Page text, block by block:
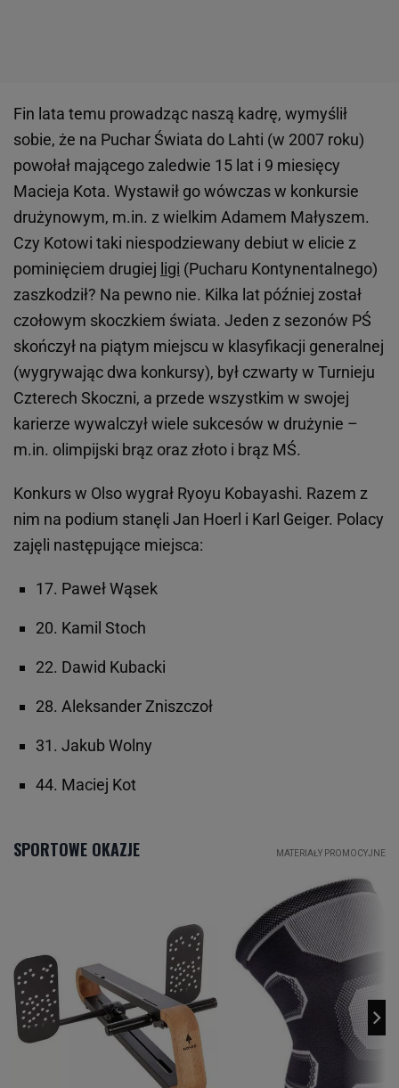
Fin lata temu prowadząc naszą kadrę, wymyślił
sobie, że na Puchar Świata do Lahti (w 2007 roku)
powołał mającego zaledwie 15 lat i 9 miesięcy
Macieja Kota. Wystawił go wówczas w konkursie
drużynowym, m.in. z wielkim Adamem Małyszem.
Czy Kotowi taki niespodziewany debiut w elicie z
pominięciem drugiej ligi (Pucharu Kontynentalnego)
zaszkodził? Na pewno nie. Kilka lat później został
czołowym skoczkiem świata. Jeden z sezonów PŚ
skończył na piątym miejscu w klasyfikacji generalnej
(wygrywając dwa konkursy), był czwarty w Turnieju
Czterech Skoczni, a przede wszystkim w swojej
karierze wywalczył wiele sukcesów w drużynie –
m.in. olimpijski brąz oraz złoto i brąz MŚ.
Konkurs w Olso wygrał Ryoyu Kobayashi. Razem z
nim na podium stanęli Jan Hoerl i Karl Geiger. Polacy
zajęli następujące miejsca:
17. Paweł Wąsek
20. Kamil Stoch
22. Dawid Kubacki
28. Aleksander Zniszczoł
31. Jakub Wolny
44. Maciej Kot